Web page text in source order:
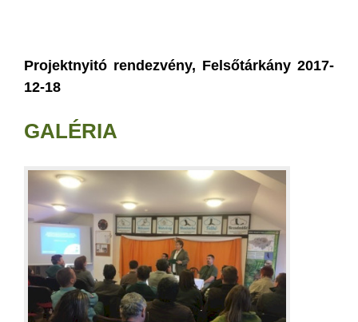
Projektnyitó rendezvény, Felsőtárkány 2017-
12-18
GALÉRIA